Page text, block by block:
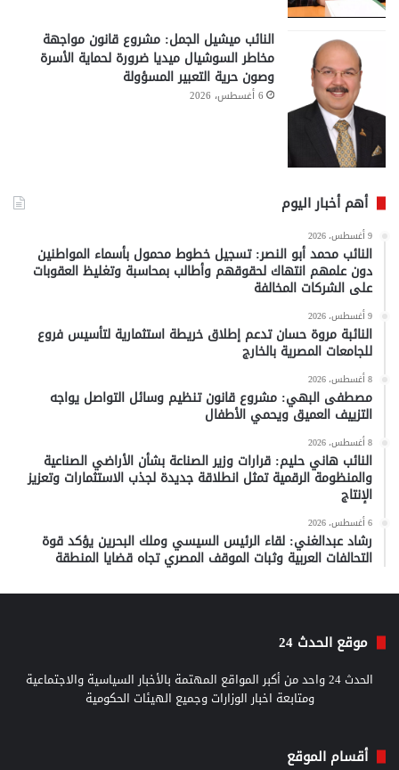
النائب ميشيل الجمل: مشروع قانون مواجهة
مخاطر السوشيال ميديا ضرورة لحماية الأسرة
وصون حرية التعبير المسؤولة
6 أغسطس، 2026
أهم أخبار اليوم
9 أغسطس، 2026
النائب محمد أبو النصر: تسجيل خطوط محمول بأسماء المواطنين
دون علمهم انتهاك لحقوقهم وأطالب بمحاسبة وتغليظ العقوبات
على الشركات المخالفة
9 أغسطس، 2026
النائبة مروة حسان تدعم إطلاق خريطة استثمارية لتأسيس فروع
للجامعات المصرية بالخارج
8 أغسطس، 2026
مصطفى البهي: مشروع قانون تنظيم وسائل التواصل يواجه
التزييف العميق ويحمي الأطفال
8 أغسطس، 2026
النائب هاني حليم: قرارات وزير الصناعة بشأن الأراضي الصناعية
والمنظومة الرقمية تمثل انطلاقة جديدة لجذب الاستثمارات وتعزيز
الإنتاج
6 أغسطس، 2026
رشاد عبدالغني: لقاء الرئيس السيسي وملك البحرين يؤكد قوة
التحالفات العربية وثبات الموقف المصري تجاه قضايا المنطقة
موقع الحدث 24
الحدث 24 واحد من أكبر المواقع المهتمة بالأخبار السياسية والاجتماعية
ومتابعة اخبار الوزارات وجميع الهيئات الحكومية
أقسام الموقع